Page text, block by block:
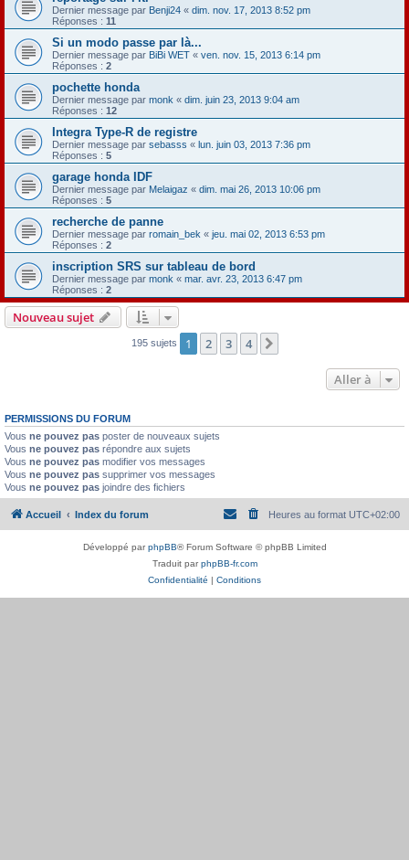
Dernier message par Benji24 « dim. nov. 17, 2013 8:52 pm
Réponses : 11
Si un modo passe par là...
Dernier message par BiBi WET « ven. nov. 15, 2013 6:14 pm
Réponses : 2
pochette honda
Dernier message par monk « dim. juin 23, 2013 9:04 am
Réponses : 12
Integra Type-R de registre
Dernier message par sebasss « lun. juin 03, 2013 7:36 pm
Réponses : 5
garage honda IDF
Dernier message par Melaigaz « dim. mai 26, 2013 10:06 pm
Réponses : 5
recherche de panne
Dernier message par romain_bek « jeu. mai 02, 2013 6:53 pm
Réponses : 2
inscription SRS sur tableau de bord
Dernier message par monk « mar. avr. 23, 2013 6:47 pm
Réponses : 2
Nouveau sujet
195 sujets 1 2 3 4
Aller à
PERMISSIONS DU FORUM
Vous ne pouvez pas poster de nouveaux sujets
Vous ne pouvez pas répondre aux sujets
Vous ne pouvez pas modifier vos messages
Vous ne pouvez pas supprimer vos messages
Vous ne pouvez pas joindre des fichiers
Accueil Index du forum Heures au format UTC+02:00
Développé parphpBB® Forum Software © phpBB Limited
Traduit parphpBB-fr.com
Confidentialité | Conditions